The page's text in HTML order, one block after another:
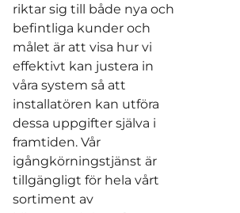
riktar sig till både nya och
befintliga kunder och
målet är att visa hur vi
effektivt kan justera in
våra system så att
installatören kan utföra
dessa uppgifter själva i
framtiden. Vår
igångkörningstjänst är
tillgängligt för hela vårt
sortiment av